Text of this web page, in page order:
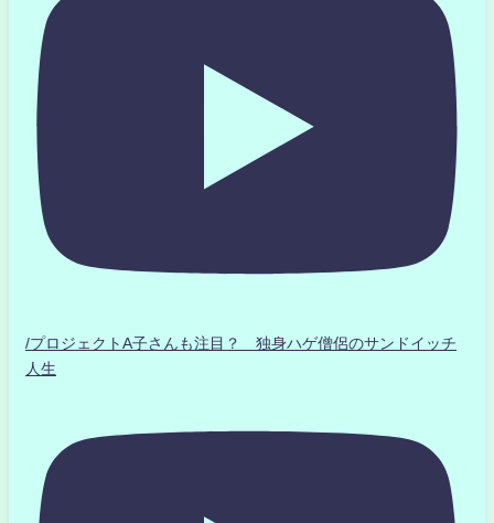
/プロジェクトA子さんも注目？ 独身ハゲ僧侶のサンドイッチ
人生